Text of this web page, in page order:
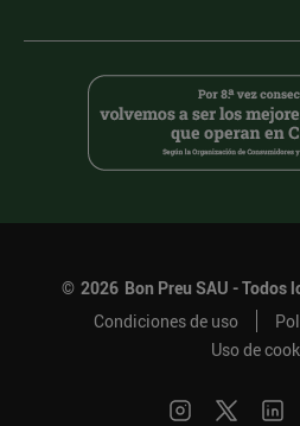
© 2026 Bon Preu SAU - Todos
Condiciones de uso
Uso de